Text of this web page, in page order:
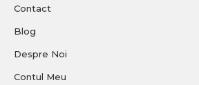
Contact
Blog
Despre Noi
Contul Meu